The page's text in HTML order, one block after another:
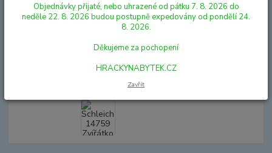
FIGURKY A ZVÍŘÁTKA Schleich 14759 Zvířátko - antilopa Oryx
Schleich 14759 Zvířátko -
antilopa Oryx
Objednávky přijaté, nebo uhrazené od pátku 7. 8. 2026 do
neděle 22. 8. 2026 budou postupně expedovány od pondělí 24.
8. 2026.
Děkujeme za pochopení
HRACKYNABYTEK.CZ
Zavřít